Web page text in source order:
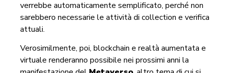
verrebbe automaticamente semplificato, perché non
sarebbero necessarie le attività di collection e verifica
attuali.
Verosimilmente, poi, blockchain e realtà aumentata e
virtuale renderanno possibile nei prossimi anni la